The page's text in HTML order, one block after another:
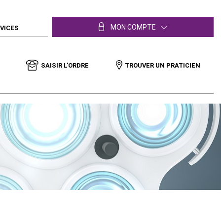
MON COMPTE
SAISIR L’ORDRE TROUVER UN PRATICIEN